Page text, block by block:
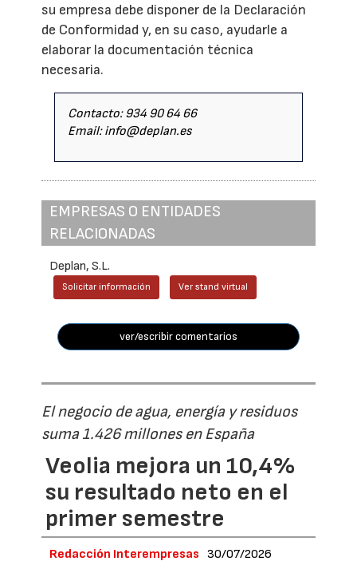
su empresa debe disponer de la Declaración
de Conformidad y, en su caso, ayudarle a
elaborar la documentación técnica
necesaria.
Contacto: 934 90 64 66
Email: info@deplan.es
EMPRESAS O ENTIDADES
RELACIONADAS
Deplan, S.L.
Solicitar información Ver stand virtual
ver/escribir comentarios
El negocio de agua, energía y residuos
suma 1.426 millones en España
Veolia mejora un 10,4%
su resultado neto en el
primer semestre
Redacción Interempresas 30/07/2026